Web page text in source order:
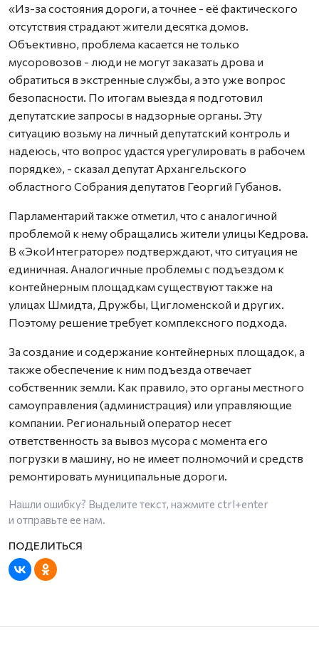
«Из-за состояния дороги, а точнее - её фактического
отсутствия страдают жители десятка домов.
Объективно, проблема касается не только
мусоровозов - люди не могут заказать дрова и
обратиться в экстренные службы, а это уже вопрос
безопасности. По итогам выезда я подготовил
депутатские запросы в надзорные органы. Эту
ситуацию возьму на личный депутатский контроль и
надеюсь, что вопрос удастся урегулировать в рабочем
порядке», - сказал депутат Архангельского
областного Собрания депутатов Георгий Губанов.
Парламентарий также отметил, что с аналогичной
проблемой к нему обращались жители улицы Кедрова.
В «ЭкоИнтеграторе» подтверждают, что ситуация не
единичная. Аналогичные проблемы с подъездом к
контейнерным площадкам существуют также на
улицах Шмидта, Дружбы, Цигломенской и других.
Поэтому решение требует комплексного подхода.
За создание и содержание контейнерных площадок, а
также обеспечение к ним подъезда отвечает
собственник земли. Как правило, это органы местного
самоуправления (администрация) или управляющие
компании. Региональный оператор несет
ответственность за вывоз мусора с момента его
погрузки в машину, но не имеет полномочий и средств
ремонтировать муниципальные дороги.
Нашли ошибку? Выделите текст, нажмите ctrl+enter
и отправьте ее нам.